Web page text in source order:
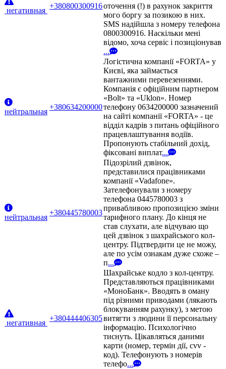
негативная
+380800300916оточення (!) в рахунок закриття
мого боргу за позикою в них.
SMS надійшла з номеру телефона
0800300916. Наскільки мені
відомо, хоча сервіс і позиціонував
...
нейтральная
+380634200000
Логістична компанії «FORTA» у
Києві, яка займається
вантажними перевезеннями.
Компанія є офіційним партнером
«Bolt» та «Uklon». Номер
телефону 0634200000 зазначений
на сайті компанії «FORTA» - це
відділ кадрів з питань офіційного
працевлаштування водіїв.
Пропонують стабільний дохід,
фіксовані виплат...
нейтральная
+380445780003
Підозрілий дзвінок,
представилися працівниками
компанії «Vadafone».
Зателефонували з номеру
телефона 0445780003 з
привабливою пропозицією зміни
тарифного плану. До кінця не
став слухати, але відчуваю що
цей дзвінок з шахрайського кол-
центру. Підтвердити це не можу,
але по усім ознакам дуже схоже –
п...
негативная
+380444406305
Шахрайське кодло з кол-центру.
Представляються працівниками
«МоноБанк». Вводять в оману
під різними приводами (лякають
блокуванням рахунку), з метою
витягти з людини її персональну
інформацію. Психологічно
тиснуть. Цікавляться даними
карти (номер, термін дії, cvv -
код). Телефонують з номерів
телефо...